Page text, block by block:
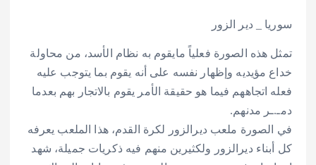
سوريا _ دير الزور
تمثل هذه الصورة فعلياً مايقوم به نظام الأسد، من محاولة
خداع مؤيديه وإظهار نفسه على أنه يقوم بما يتوجب عليه
فعله اتجاههم فيما هو حقيقة الأمر يقوم بالاتجار بهم بعدما
دمـ.ـر مدنهم.
في الصورة ملعب ديرالزور لكرة القدم، هذا الملعب يعرفه
كل أبناء ديرالزور ولكثيرين منهم فيه ذكريات جميلة، شهد